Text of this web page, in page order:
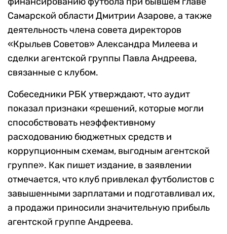
Самарской области Дмитрии Азарове, а также
деятельность члена совета директоров
«Крыльев Советов» Александра Милеева и
сделки агентской группы Павла Андреева,
связанные с клубом.
Собеседники РБК утверждают, что аудит
показал признаки «решений, которые могли
способствовать неэффективному
расходованию бюджетных средств и
коррупционным схемам, выгодным агентской
группе». Как пишет издание, в заявлении
отмечается, что клуб привлекал футболистов с
завышенными зарплатами и подготавливал их,
а продажи приносили значительную прибыль
агентской группе Андреева.